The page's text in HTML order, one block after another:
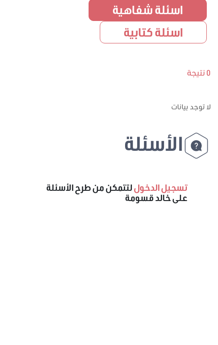
اسئلة شفاهية
اسئلة كتابية
0 نتيجة
لا توجد بيانات
الأسئلة
تسجيل الدخوللتتمكن من طرح الأسئلة
على خالد قسومة